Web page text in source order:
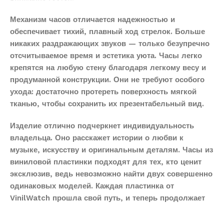
Механизм часов отличается надежностью и
обеспечивает тихий, плавный ход стрелок. Больше
никаких раздражающих звуков — только безупречно
отсчитываемое время и эстетика уюта. Часы легко
крепятся на любую стену благодаря легкому весу и
продуманной конструкции. Они не требуют особого
ухода: достаточно протереть поверхность мягкой
тканью, чтобы сохранить их презентабельный вид.
Изделие отлично подчеркнет индивидуальность
владельца. Оно расскажет истории о любви к
музыке, искусству и оригинальным деталям. Часы из
виниловой пластинки подходят для тех, кто ценит
эксклюзив, ведь невозможно найти двух совершенно
одинаковых моделей. Каждая пластинка от
VinilWatch прошла свой путь, и теперь продолжает